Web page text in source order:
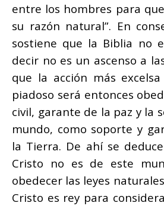
entre los hombres para
su razón natural”. En
sostiene que la Biblia no
decir no es un ascenso a
que la acción más
piadoso será entonces
civil, garante de la paz y la
mundo, como soporte y
la Tierra. De ahí se
Cristo no es de este
obedecer las leyes
Cristo es rey para